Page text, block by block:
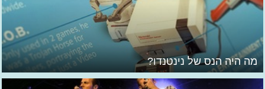
מה היה הנס של נינטנדו?